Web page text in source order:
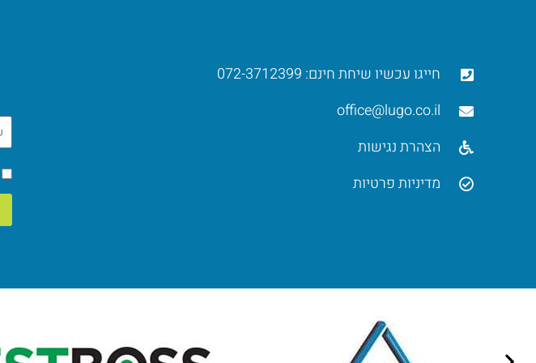
חייגו עכשיו שיחת חינם: 072-3712399
office@lugo.co.il
הצהרת נגישות
מדיניות פרטיות